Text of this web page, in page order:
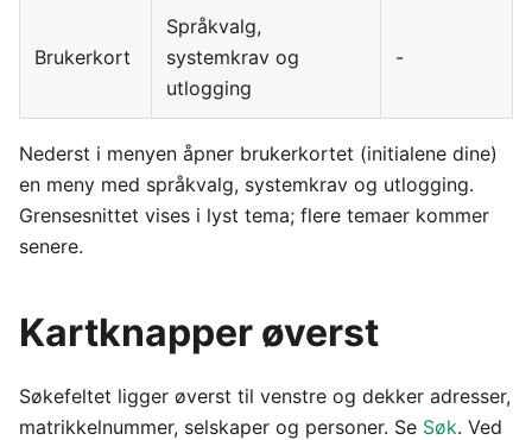
Brukerkort
Språkvalg,
systemkrav og
utlogging
-
Nederst i menyen åpner brukerkortet (initialene dine)
en meny med språkvalg, systemkrav og utlogging.
Grensesnittet vises i lyst tema; flere temaer kommer
senere.
Kartknapper øverst
Søkefeltet ligger øverst til venstre og dekker adresser,
matrikkelnummer, selskaper og personer. Se Søk. Ved